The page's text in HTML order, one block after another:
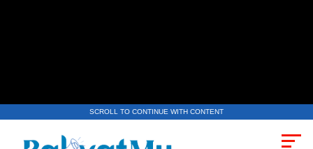
SCROLL TO CONTINUE WITH CONTENT